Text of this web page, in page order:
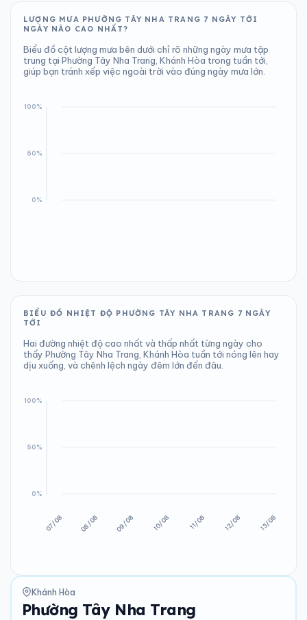
LƯỢNG MƯA PHƯỜNG TÂY NHA TRANG 7 NGÀY TỚI
NGÀY NÀO CAO NHẤT?
Biểu đồ cột lượng mưa bên dưới chỉ rõ những ngày mưa tập
trung tại Phường Tây Nha Trang, Khánh Hòa trong tuần tới,
giúp bạn tránh xếp việc ngoài trời vào đúng ngày mưa lớn.
BIỂU ĐỒ NHIỆT ĐỘ PHƯỜNG TÂY NHA TRANG 7 NGÀY
TỚI
Hai đường nhiệt độ cao nhất và thấp nhất từng ngày cho
thấy Phường Tây Nha Trang, Khánh Hòa tuần tới nóng lên hay
dịu xuống, và chênh lệch ngày đêm lớn đến đâu.
Khánh Hòa
Phường Tây Nha Trang